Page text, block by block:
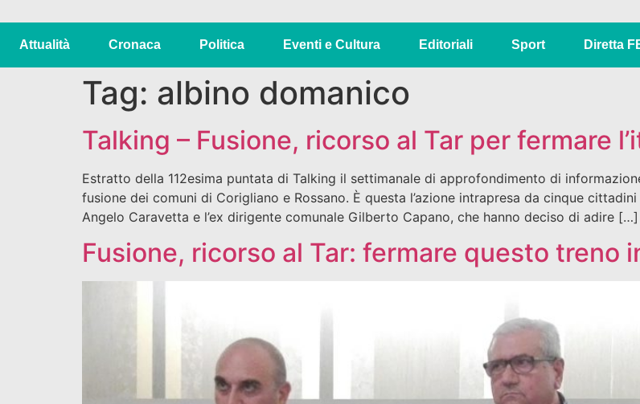
Attualità Cronaca Politica Eventi e Cultura Editoriali Sport Diretta
Tag: albino domanico
Talking – Fusione, ricorso al Tar per fermare
Estratto della 112esima puntata di Talking il settimanale di approfondimento di
fusione dei comuni di Corigliano e Rossano. È questa l’azione intrapresa da cinque
Angelo Caravetta e l’ex dirigente comunale Gilberto Capano, che hanno deciso di adire […]
Fusione, ricorso al Tar: fermare questo treno